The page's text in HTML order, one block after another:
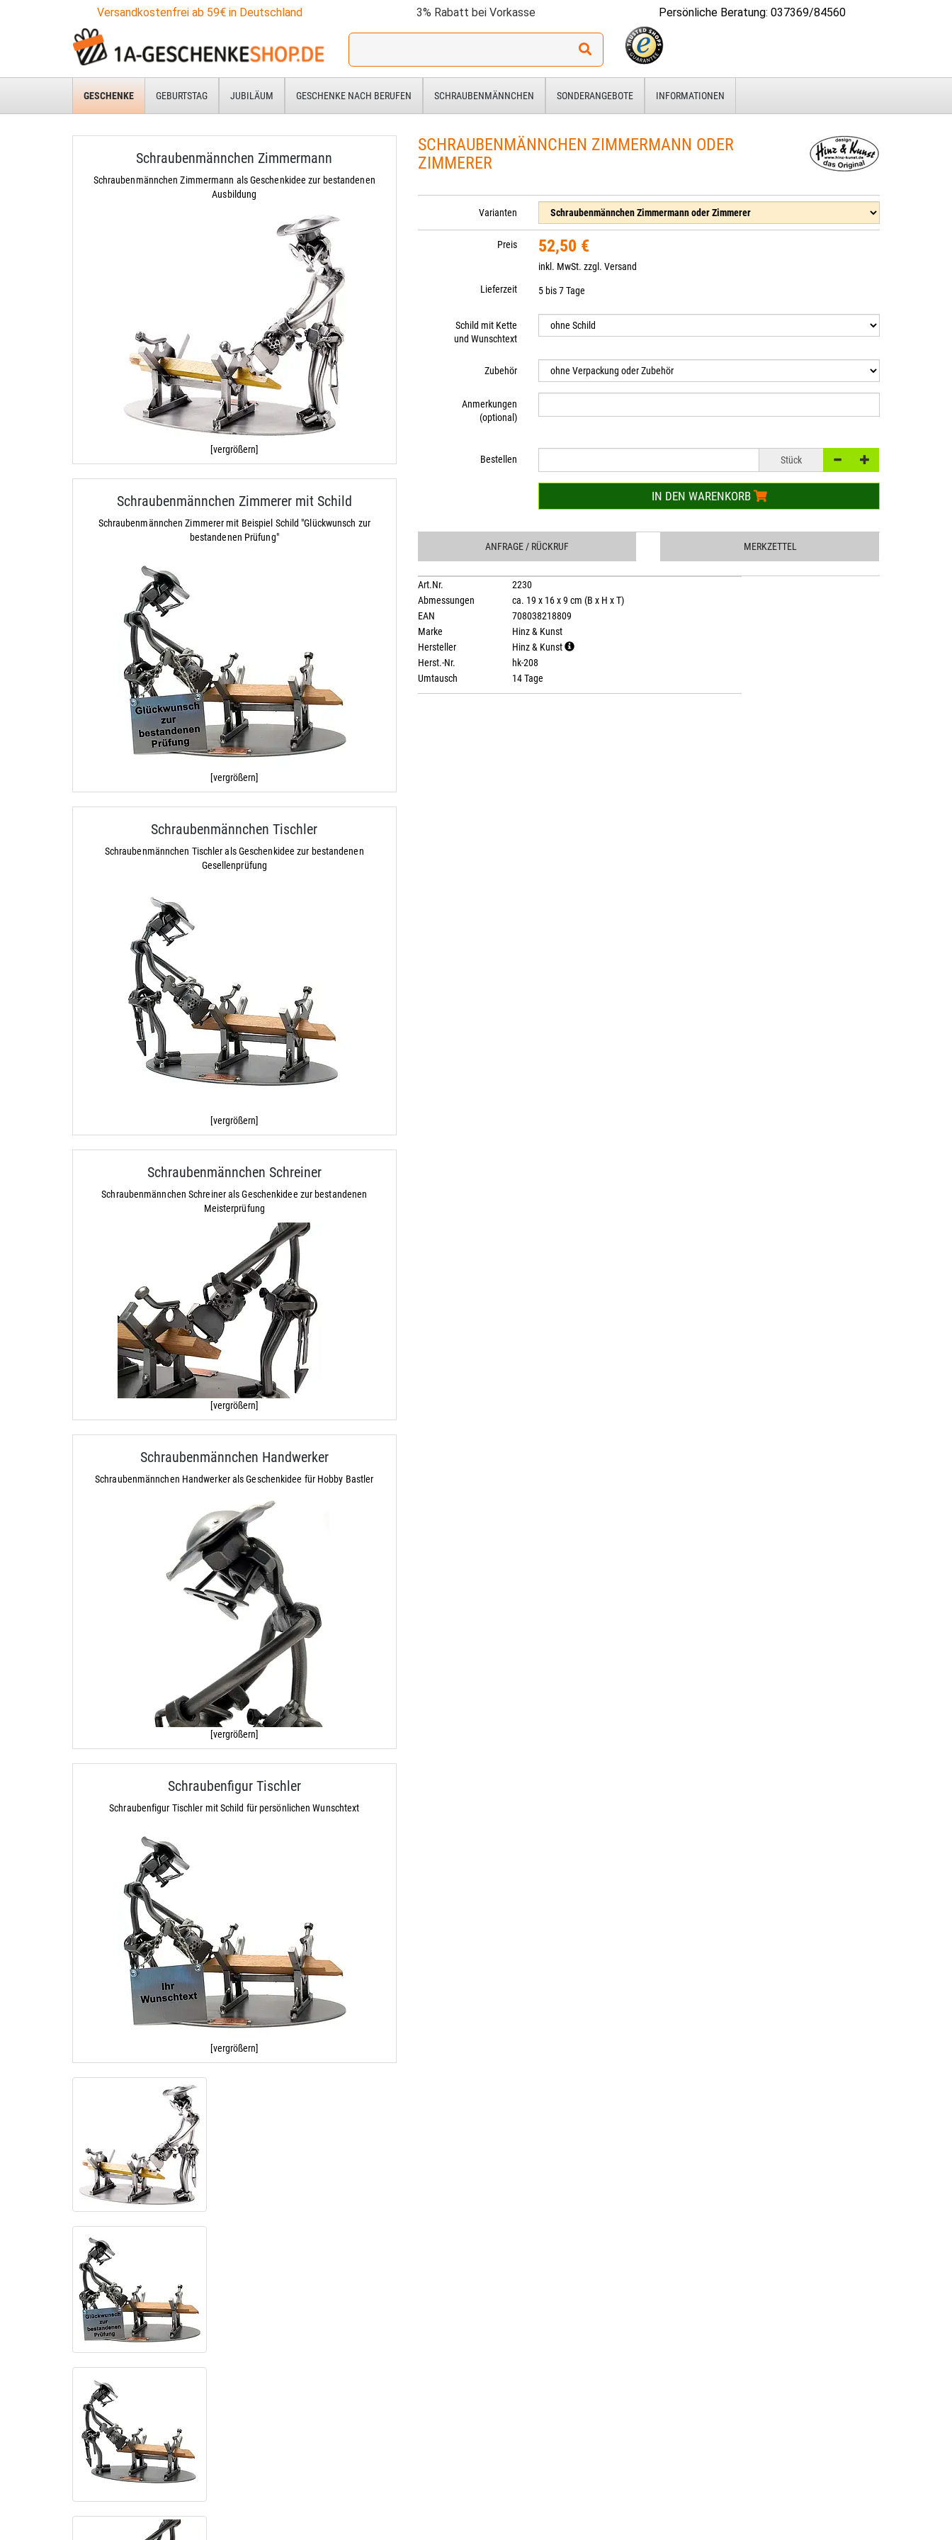
Versandkostenfrei ab 59€ in Deutschland 3% Rabatt bei Vorkasse Persönliche Beratung: 037369/84560
Ich
für:
GESCHENKE GEBURTSTAG JUBILÄUM GESCHENKE NACH BERUFEN SCHRAUBENMÄNNCHEN SONDERANGEBOTE INFORMATIONEN
Schraubenmännchen Zimmermann
Schraubenmännchen Zimmermann als Geschenkidee zur bestandenen
Ausbildung
[vergrößern]
Schraubenmännchen Zimmerer mit Schild
Schraubenmännchen Zimmerer mit Beispiel Schild "Glückwunsch zur
bestandenen Prüfung"
[vergrößern]
Schraubenmännchen Tischler
Schraubenmännchen Tischler als Geschenkidee zur bestandenen
Gesellenprüfung
[vergrößern]
Schraubenmännchen Schreiner
Schraubenmännchen Schreiner als Geschenkidee zur bestandenen
Meisterprüfung
[vergrößern]
Schraubenmännchen Handwerker
Schraubenmännchen Handwerker als Geschenkidee für Hobby Bastler
[vergrößern]
Schraubenfigur Tischler
Schraubenfigur Tischler mit Schild für persönlichen Wunschtext
[vergrößern]
SCHRAUBENMÄNNCHEN ZIMMERMANN ODER
ZIMMERER
Varianten
Preis 52,50 €
inkl. MwSt. zzgl.Versand
Lieferzeit
5 bis 7 Tage
Schild mit Kette
und Wunschtext
Zubehör
Anmerkungen
(optional)
Bestellen Stück
IN DEN WARENKORB
ANFRAGE / RÜCKRUF MERKZETTEL
Art.Nr.
2230
Abmessungen
ca. 19 x 16 x 9 cm (B x H x T)
EAN
708038218809
Marke
Hinz & Kunst
Hersteller
Hinz & Kunst
Herst.-Nr.
hk-208
Umtausch
14 Tage